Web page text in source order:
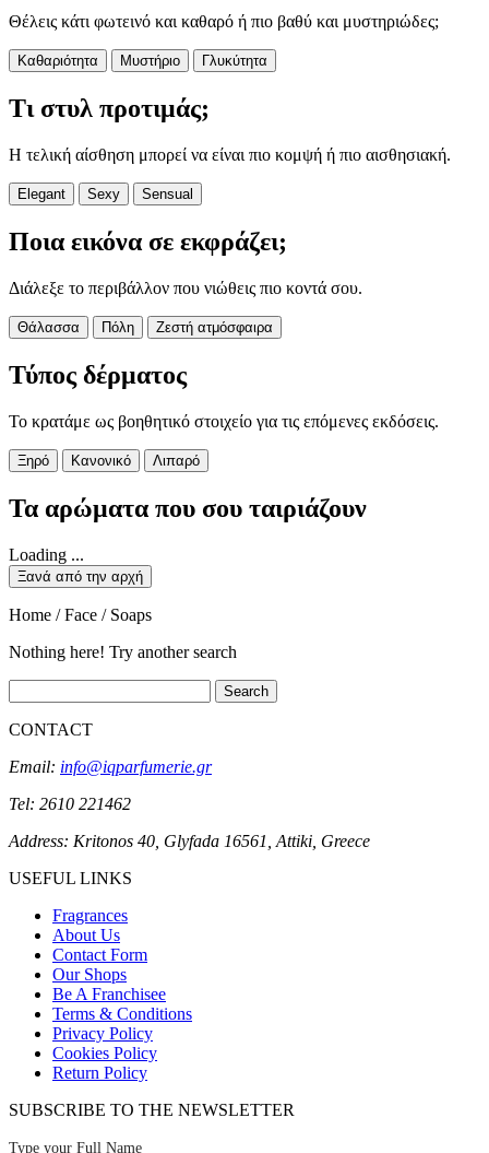
Θέλεις κάτι φωτεινό και καθαρό ή πιο βαθύ και μυστηριώδες;
Καθαριότητα Μυστήριο Γλυκύτητα
Τι στυλ προτιμάς;
Η τελική αίσθηση μπορεί να είναι πιο κομψή ή πιο αισθησιακή.
Elegant Sexy Sensual
Ποια εικόνα σε εκφράζει;
Διάλεξε το περιβάλλον που νιώθεις πιο κοντά σου.
Θάλασσα Πόλη Ζεστή ατμόσφαιρα
Τύπος δέρματος
Το κρατάμε ως βοηθητικό στοιχείο για τις επόμενες εκδόσεις.
Ξηρό Κανονικό Λιπαρό
Τα αρώματα που σου ταιριάζουν
Loading ...
Ξανά από την αρχή
Home / Face / Soaps
Nothing here! Try another search
Search
CONTACT
Email: info@iqparfumerie.gr
Tel: 2610 221462
Address: Kritonos 40, Glyfada 16561, Attiki, Greece
USEFUL LINKS
Fragrances
About Us
Contact Form
Our Shops
Be A Franchisee
Terms & Conditions
Privacy Policy
Cookies Policy
Return Policy
SUBSCRIBE TO THE NEWSLETTER
Type your Full Name